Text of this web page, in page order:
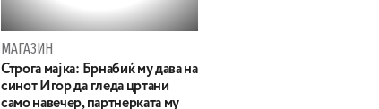
МАГАЗИН
Строга мајка: Брнабиќ му дава на
синот Игор да гледа цртани
само навечер, партнерката му